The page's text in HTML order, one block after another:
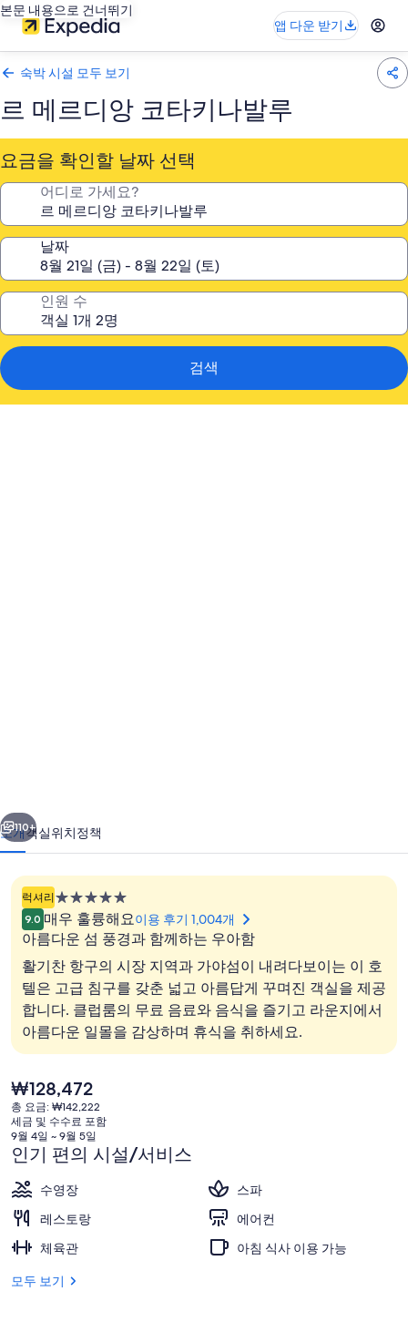
본문 내용으로 건너뛰기
앱 다운 받기
숙박 시설 모두 보기
르 메르디앙 코타키나발루
요금을 확인할 날짜 선택
어디로 가세요?
날짜
인원 수
검색
키
나
발
러
리
2 개의 바/라운지, 칵테일 바, 로비 라운
다음
110+
소개객실위치정책
럭셔리5.0
성
급
숙
박
시
설
9.0 매우 훌륭해요이용 후기 1,004개
아름다운 섬 풍경과 함께하는 우아함
활기찬 항구의 시장 지역과 가야섬이 내려다보이는 이 호
텔은 고급 침구를 갖춘 넓고 아름답게 꾸며진 객실을 제공
합니다. 클럽룸의 무료 음료와 음식을 즐기고 라운지에서
아름다운 일몰을 감상하며 휴식을 취하세요.
현
재
가
격
은
₩128,472
₩128,472
총 요금: ₩142,222
세금 및 수수료 포함
9월 4일 ~ 9월 5일
인기 편의 시설/서비스
수영장
스파
레스토랑
에어컨
체육관
아침 식사 이용 가능
모두 보기